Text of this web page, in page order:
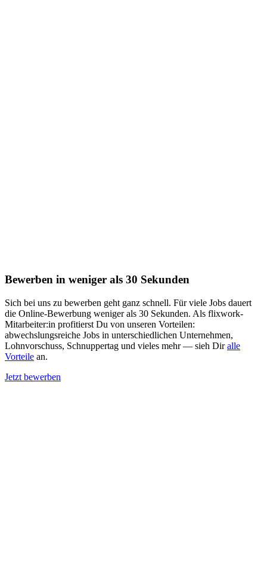
Bewerben in weniger als 30 Sekunden
Sich bei uns zu bewerben geht ganz schnell. Für viele Jobs dauert
die Online-Bewerbung weniger als 30 Sekunden. Als flixwork-
Mitarbeiter:in profitierst Du von unseren Vorteilen:
abwechslungsreiche Jobs in unterschiedlichen Unternehmen,
Lohnvorschuss, Schnuppertag und vieles mehr — sieh Diralle
Vorteile an.
Jetzt bewerben